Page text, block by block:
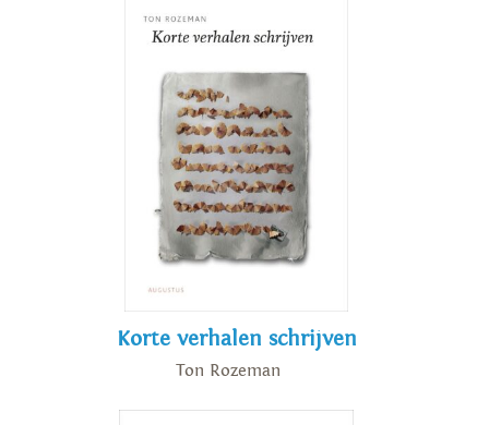
Korte verhalen schrijven
Ton Rozeman